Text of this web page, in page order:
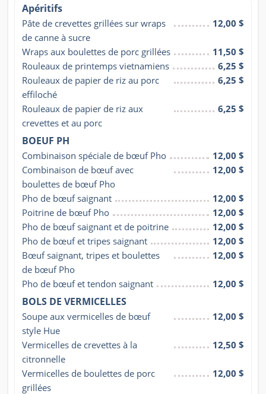
Apéritifs
Pâte de crevettes grillées sur wraps
de canne à sucre
12,00 $
Wraps aux boulettes de porc grillées
11,50 $
Rouleaux de printemps vietnamiens
6,25 $
Rouleaux de papier de riz au porc
effiloché
6,25 $
Rouleaux de papier de riz aux
crevettes et au porc
6,25 $
BOEUF PH
Combinaison spéciale de bœuf Pho
12,00 $
Combinaison de bœuf avec
boulettes de bœuf Pho
12,00 $
Pho de bœuf saignant
12,00 $
Poitrine de bœuf Pho
12,00 $
Pho de bœuf saignant et de poitrine
12,00 $
Pho de bœuf et tripes saignant
12,00 $
Bœuf saignant, tripes et boulettes
de bœuf Pho
12,00 $
Pho de bœuf et tendon saignant 12,00 $
BOLS DE VERMICELLES
Soupe aux vermicelles de bœuf
style Hue
12,00 $
Vermicelles de crevettes à la
citronnelle
12,50 $
Vermicelles de boulettes de porc
grillées
12,00 $